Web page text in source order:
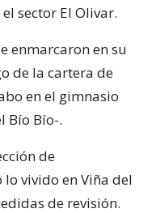
sector El Olivar.
enmarcaron en su
de la cartera de
en el gimnasio
Bío Bío-.
de
lo vivido en Viña del
de revisión.